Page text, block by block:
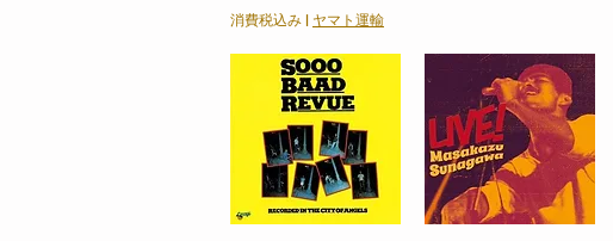
消費税込み | ヤマト運輸